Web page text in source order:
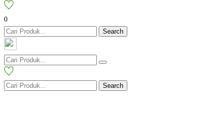
0
Search
Search